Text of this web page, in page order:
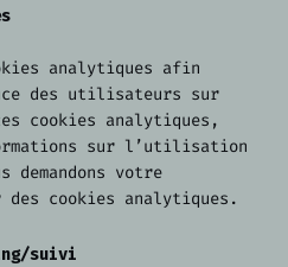
analytiques afin
des utilisateurs sur
cookies analytiques,
sur l’utilisation
demandons votre
des cookies analytiques.
suivi